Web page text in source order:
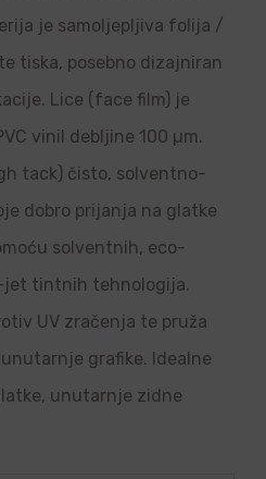
je samoljepljiva folija /
tiska, posebno dizajniran
Lice (face film) je
vinil debljine 100 µm.
tack) čisto, solventno-
dobro prijanja na glatke
solventnih, eco-
jet tintnih tehnologija.
UV zračenja te pruža
grafike. Idealne
unutarnje zidne